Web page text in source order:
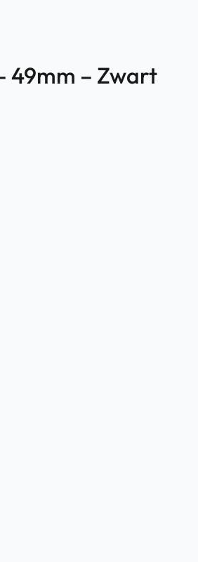
49mm – Zwart